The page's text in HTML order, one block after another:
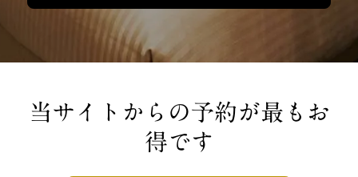
当サイトからの予約が最もお
得です